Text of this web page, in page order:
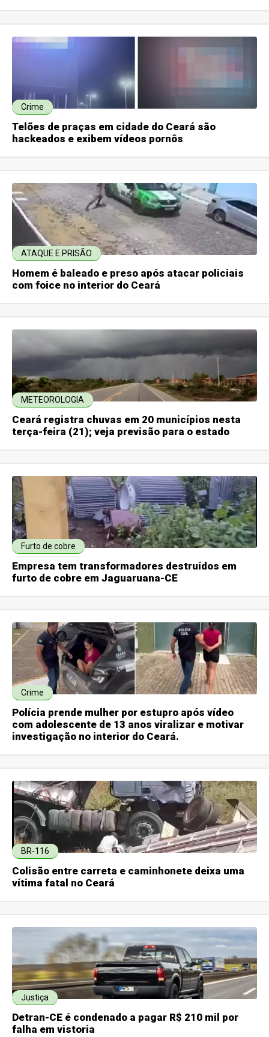
Crime
Telões de praças em cidade do Ceará são
hackeados e exibem vídeos pornôs
ATAQUE E PRISÃO
Homem é baleado e preso após atacar policiais
com foice no interior do Ceará
METEOROLOGIA
Ceará registra chuvas em 20 municípios nesta
terça-feira (21); veja previsão para o estado
Furto de cobre
Empresa tem transformadores destruídos em
furto de cobre em Jaguaruana-CE
Crime
Polícia prende mulher por estupro após vídeo
com adolescente de 13 anos viralizar e motivar
investigação no interior do Ceará.
BR-116
Colisão entre carreta e caminhonete deixa uma
vítima fatal no Ceará
Justiça
Detran-CE é condenado a pagar R$ 210 mil por
falha em vistoria